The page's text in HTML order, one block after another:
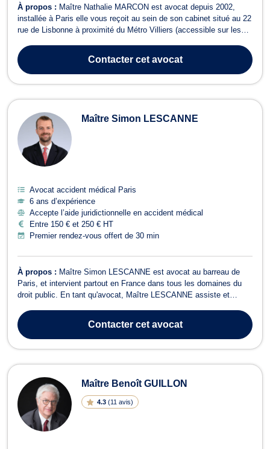
À propos : Maître Nathalie MARCON est avocat depuis 2002,
installée à Paris elle vous reçoit au sein de son cabinet situé au 22
rue de Lisbonne à proximité du Métro Villiers (accessible sur les
conférences à l'Université et elle enseigne le contentieux
administratif, le dro...Contactercet avocat
Maître Simon LESCANNE
Avocat accident médical Paris
6 ans d’expérience
Accepte l’aide juridictionnelle en accident médical
Entre 150 € et 250 € HT
Premier rendez-vous offert de 30 min
À propos : Maître Simon LESCANNE est avocat au barreau de
Paris, et intervient partout en France dans tous les domaines du
droit public. En tant qu'avocat, Maître LESCANNE assiste et
domaines suivants : Droit de l'urbanisme : (audit de permis de
construire, contestati...Contactercet avocat
Maître Benoît GUILLON
4.3 (11 avis)